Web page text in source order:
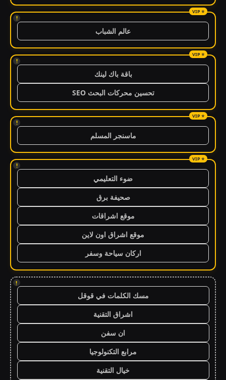
!
عالم الشباب
!
باقة باك لينك
تحسين محركات البحث SEO
!
ماسنجر المسلم
!
ضوء التعليمي
صحيفة برق
موقع اشراقات
موقع اشراق اون لاين
اركان سياحة وسفر
!
مسك الكلمات في قوقل
اشراق التقنية
ان سفن
مرابع التكنولوجيا
خيال التقنية